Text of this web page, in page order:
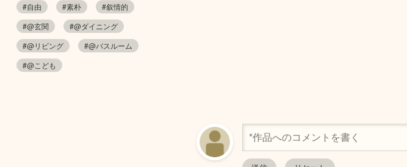
#自由
#素朴
#叙情的
#@玄関
#@ダイニング
#@リビング
#@バスルーム
#@こども